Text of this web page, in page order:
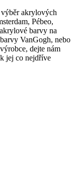
akrylových
Pébeo,
barvy na
VanGogh, nebo
dejte nám
jej co nejdříve